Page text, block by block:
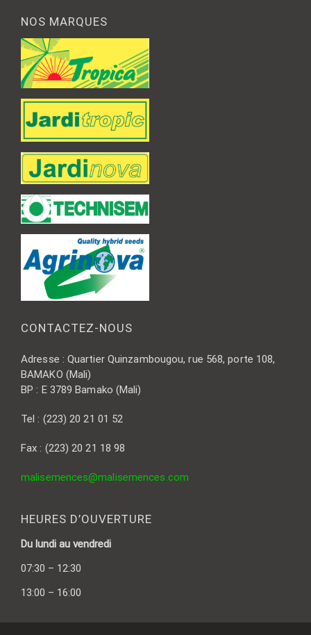
NOS MARQUES
CONTACTEZ-NOUS
Adresse : Quartier Quinzambougou, rue 568, porte 108,
BAMAKO (Mali)
BP : E 3789 Bamako (Mali)
Tel : (223) 20 21 01 52
Fax : (223) 20 21 18 98
malisemences@malisemences.com
HEURES D’OUVERTURE
Du lundi au vendredi
07:30 – 12:30
13:00 – 16:00